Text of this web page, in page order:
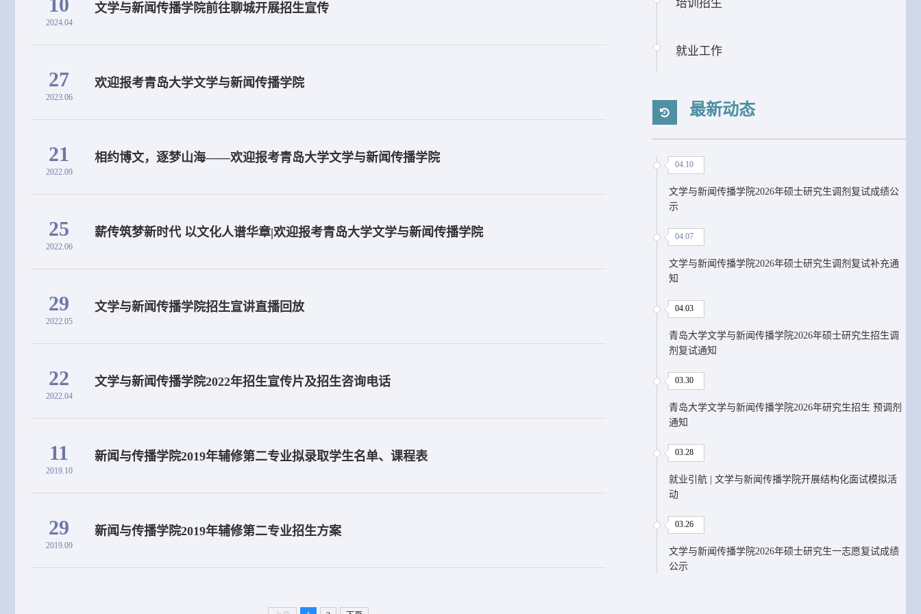
2024.04
文学与新闻传播学院前往聊城开展招生宣传
27
2023.06
欢迎报考青岛大学文学与新闻传播学院
21
2022.09
相约博文，逐梦山海——欢迎报考青岛大学文学与新闻传播学院
25
2022.06
薪传筑梦新时代 以文化人谱华章|欢迎报考青岛大学文学与新闻传播学院
29
2022.05
文学与新闻传播学院招生宣讲直播回放
22
2022.04
文学与新闻传播学院2022年招生宣传片及招生咨询电话
11
2019.10
新闻与传播学院2019年辅修第二专业拟录取学生名单、课程表
29
2019.09
新闻与传播学院2019年辅修第二专业招生方案
培训招生
就业工作
最新动态
04.10
文学与新闻传播学院2026年硕士研究生调剂复试成绩公
示
04.07
文学与新闻传播学院2026年硕士研究生调剂复试补充通
知
04.03
青岛大学文学与新闻传播学院2026年硕士研究生招生调
剂复试通知
03.30
青岛大学文学与新闻传播学院2026年研究生招生 预调剂
通知
03.28
就业引航 | 文学与新闻传播学院开展结构化面试模拟活
动
03.26
文学与新闻传播学院2026年硕士研究生一志愿复试成绩
公示